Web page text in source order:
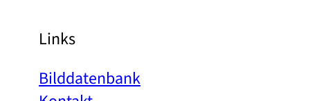
Links
Bilddatenbank